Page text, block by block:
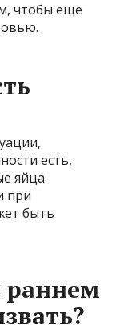
чтобы еще
есть,
яйца
при
быть
раннем